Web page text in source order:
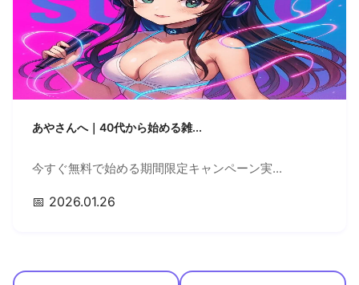
あやさんへ｜40代から始める雑...
今すぐ無料で始める期間限定キャンペーン実...
📅 2026.01.26